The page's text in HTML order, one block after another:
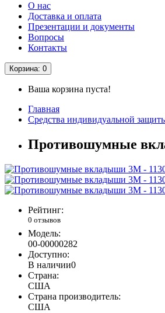
О нас
Доставка и оплата
Презентации и документы
Вопросы
Контакты
Корзина: 0
Ваша корзина пуста!
Главная
Средства индивидуальной
Противошумные
Рейтинг:
0 отзывов
Модель:
00-00000282
Доступно:
В наличии0
Страна:
США
Страна производитель:
США